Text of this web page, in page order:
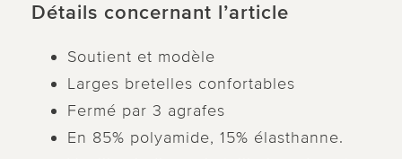
Détails concernant l’article
Soutient et modèle
Larges bretelles confortables
Fermé par 3 agrafes
En 85% polyamide, 15% élasthanne.